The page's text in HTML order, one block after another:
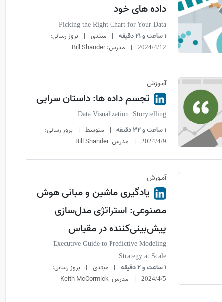
داده های خود
Picking the Right Chart for Your Data
1 ساعت و 21 دقیقه | مبتدی | بروز رسانی:
2024/4/12
| مدرس:Bill Shander
آمـوزش
تجسم داده ها: داستان سرایی
Data Visualization: Storytelling
1 ساعت و 32 دقیقه | متوسط | بروز رسانی:
2024/4/9
| مدرس:Bill Shander
آمـوزش
یادگیری ماشین و مبانی هوش
مصنوعی: استراتژی مدل‌سازی
پیش‌بینی‌کننده در مقیاس
Executive Guide to Predictive Modeling
Strategy at Scale
1 ساعت و 2 دقیقه | مبتدی | بروز رسانی:
2024/4/5
| مدرس:Keith McCormick